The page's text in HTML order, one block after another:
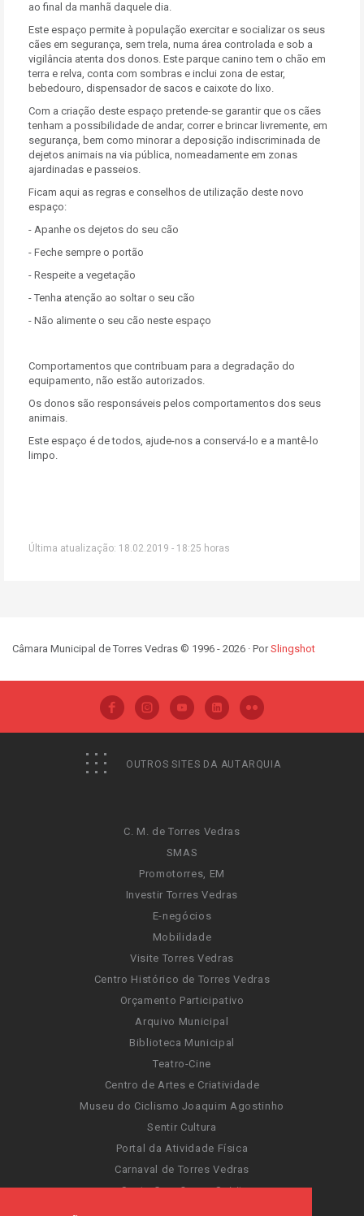
ao final da manhã daquele dia.
Este espaço permite à população exercitar e socializar os seus
cães em segurança, sem trela, numa área controlada e sob a
vigilância atenta dos donos. Este parque canino tem o chão em
terra e relva, conta com sombras e inclui zona de estar,
bebedouro, dispensador de sacos e caixote do lixo.
Com a criação deste espaço pretende-se garantir que os cães
tenham a possibilidade de andar, correr e brincar livremente, em
segurança, bem como minorar a deposição indiscriminada de
dejetos animais na via pública, nomeadamente em zonas
ajardinadas e passeios.
Ficam aqui as regras e conselhos de utilização deste novo
espaço:
- Apanhe os dejetos do seu cão
- Feche sempre o portão
- Respeite a vegetação
- Tenha atenção ao soltar o seu cão
- Não alimente o seu cão neste espaço
Comportamentos que contribuam para a degradação do
equipamento, não estão autorizados.
Os donos são responsáveis pelos comportamentos dos seus
animais.
Este espaço é de todos, ajude-nos a conservá-lo e a mantê-lo
limpo.
Última atualização: 18.02.2019 - 18:25 horas
Câmara Municipal de Torres Vedras © 1996 - 2026 · PorSlingshot
OUTROS SITES DA AUTARQUIA
C. M. de Torres Vedras
SMAS
Promotorres, EM
Investir Torres Vedras
E-negócios
Mobilidade
Visite Torres Vedras
Centro Histórico de Torres Vedras
Orçamento Participativo
Arquivo Municipal
Biblioteca Municipal
Teatro-Cine
Centro de Artes e Criatividade
Museu do Ciclismo Joaquim Agostinho
Sentir Cultura
Portal da Atividade Física
Carnaval de Torres Vedras
Santa Cruz Ocean Spirit